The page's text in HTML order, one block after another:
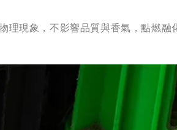
現象，不影響品質與香氣，點燃融